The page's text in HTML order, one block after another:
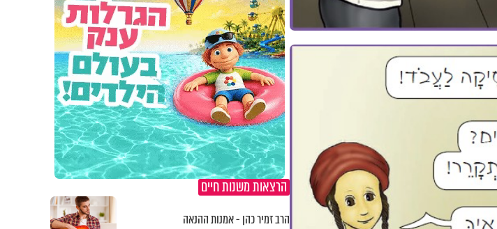
הרצאות משנות חיים
הרב זמיר כהן - אמנות ההנאה